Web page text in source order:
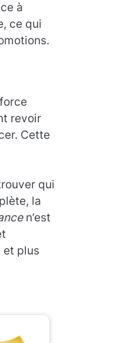
à
ce qui
revoir
Cette
qui
la
n’est
et plus